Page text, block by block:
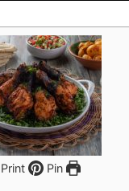
Print
Pin